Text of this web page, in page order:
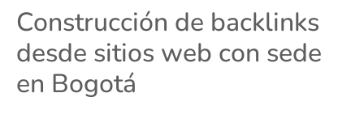
Construcción de backlinks
desde sitios web con sede
en Bogotá